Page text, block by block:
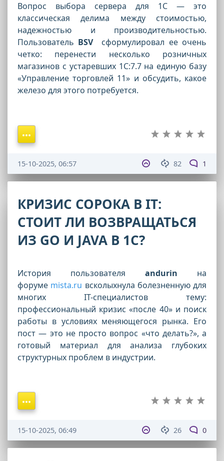
Вопрос выбора сервера для 1С — это
классическая делима между стоимостью,
надежностью и производительностью.
Пользователь BSV сформулировал ее очень
четко: перенести несколько розничных
магазинов с устаревших 1С:7.7 на единую базу
«Управление торговлей 11» и обсудить, какое
железо для этого потребуется.
82 1
15-10-2025, 06:57
КРИЗИС СОРОКА В IT:
СТОИТ ЛИ ВОЗВРАЩАТЬСЯ
ИЗ GO И JAVA В 1С?
История пользователя andurin на
форуме mista.ru всколыхнула болезненную для
многих IT-специалистов тему:
профессиональный кризис «после 40» и поиск
работы в условиях меняющегося рынка. Его
пост — это не просто вопрос «что делать?», а
готовый материал для анализа глубоких
структурных проблем в индустрии.
26 0
15-10-2025, 06:49